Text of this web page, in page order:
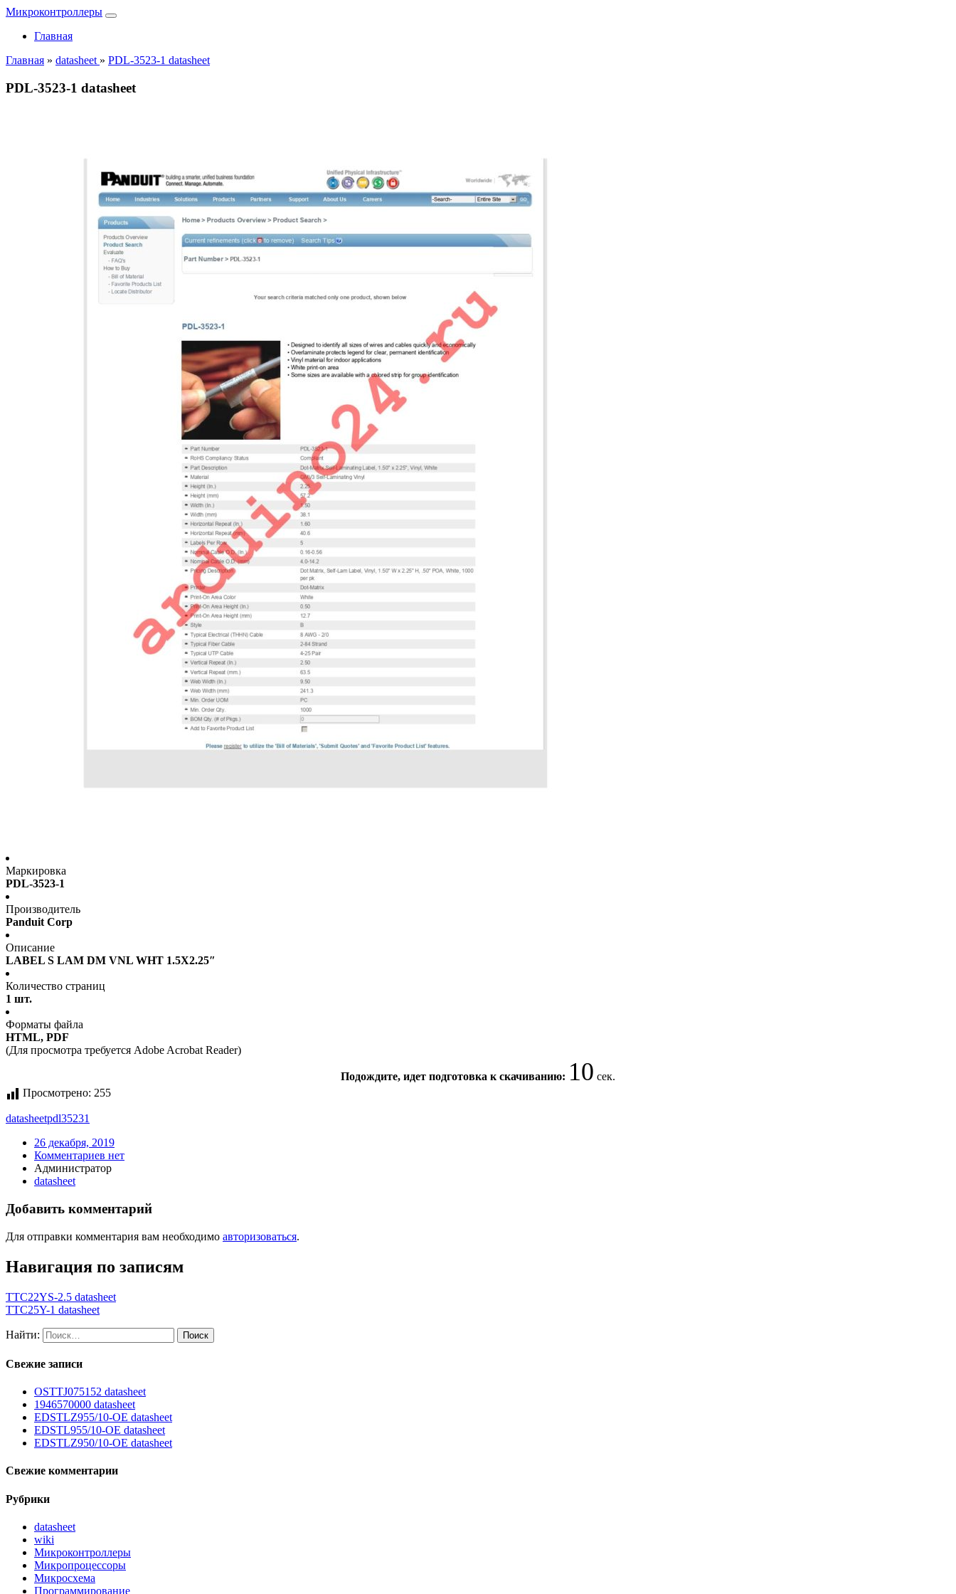
Микроконтроллеры
Главная
Главная » datasheet » PDL-3523-1 datasheet
PDL-3523-1 datasheet
Маркировка
PDL-3523-1
Производитель
Panduit Corp
Описание
LABEL S LAM DM VNL WHT 1.5X2.25″
Количество страниц
1 шт.
Форматы файла
HTML, PDF
(Для просмотра требуется Adobe Acrobat Reader)
Подождите, идет подготовка к скачиванию: 10 сек.
Просмотрено: 255
datasheetpdl35231
26 декабря, 2019
Комментариев нет
Администратор
datasheet
Добавить комментарий
Для отправки комментария вам необходимо авторизоваться.
Навигация по записям
TTC22YS-2.5 datasheet
TTC25Y-1 datasheet
Найти:
Свежие записи
OSTTJ075152 datasheet
1946570000 datasheet
EDSTLZ955/10-OE datasheet
EDSTL955/10-OE datasheet
EDSTLZ950/10-OE datasheet
Свежие комментарии
Рубрики
datasheet
wiki
Микроконтроллеры
Микропроцессоры
Микросхема
Программирование